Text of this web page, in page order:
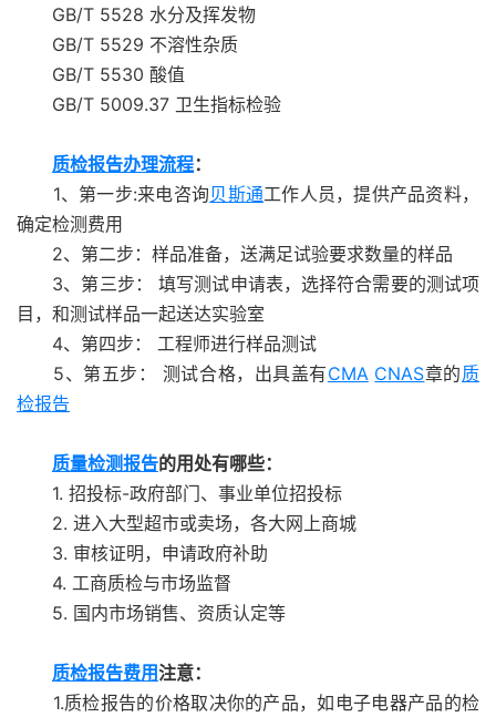
GB/T 5528 水分及挥发物
GB/T 5529 不溶性杂质
GB/T 5530 酸值
GB/T 5009.37 卫生指标检验
质检报告办理流程：
1、第一步:来电咨询贝斯通工作人员，提供产品资料，
确定检测费用
2、第二步：样品准备，送满足试验要求数量的样品
3、第三步： 填写测试申请表，选择符合需要的测试项
目，和测试样品一起送达实验室
4、第四步： 工程师进行样品测试
5、第五步： 测试合格，出具盖有CMA CNAS章的质
检报告
质量检测报告的用处有哪些：
1. 招投标-政府部门、事业单位招投标
2. 进入大型超市或卖场，各大网上商城
3. 审核证明，申请政府补助
4. 工商质检与市场监督
5. 国内市场销售、资质认定等
质检报告费用注意：
1.质检报告的价格取决你的产品，如电子电器产品的检